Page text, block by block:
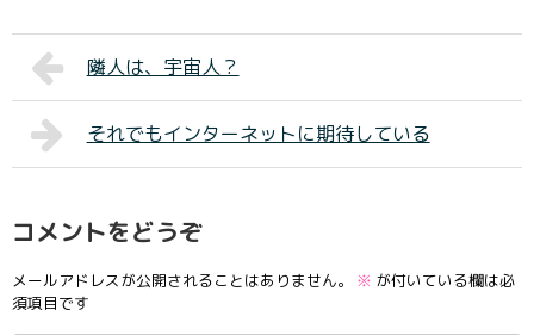
隣人は、宇宙人？
それでもインターネットに期待している
コメントをどうぞ
メールアドレスが公開されることはありません。 ※ が付いている欄は必
須項目です